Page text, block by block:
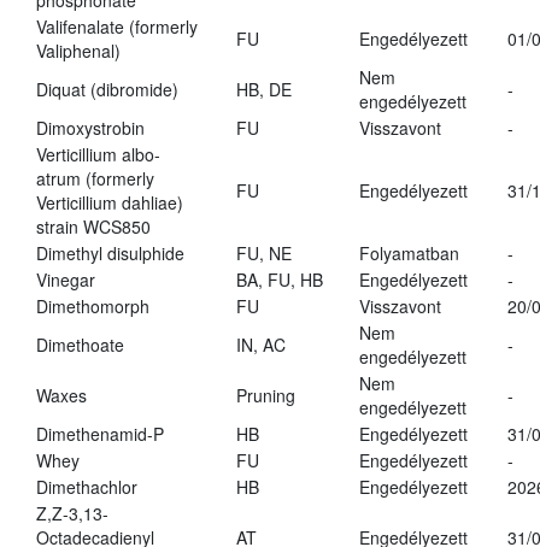
Valifenalate (formerly
Valiphenal)
FU Engedélyezett 01/
Diquat (dibromide) HB, DE
Nem
engedélyezett
-
Dimoxystrobin
FU Visszavont
-
Verticillium albo-
atrum (formerly
Verticillium dahliae)
strain WCS850
FU Engedélyezett 31/
Dimethyl disulphide FU, NE Folyamatban
-
Vinegar
BA, FU, HB Engedélyezett
-
Dimethomorph
FU Visszavont
20/
Dimethoate
IN, AC
Nem
engedélyezett
-
Waxes Pruning
Nem
engedélyezett
-
Dimethenamid-P
HB Engedélyezett
31/
Whey
FU Engedélyezett
-
Dimethachlor
HB Engedélyezett
Z,Z-3,13-
Octadecadienyl
AT Engedélyezett 31/